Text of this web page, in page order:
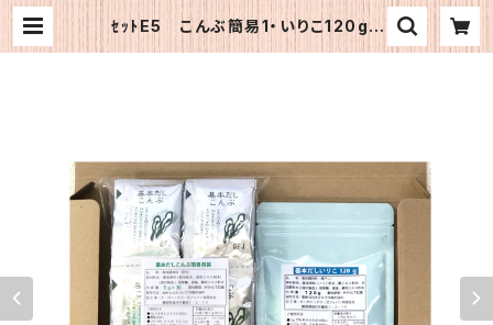
ｾｯﾄE5 こんぶ簡易1・いりこ120g |
《公式》OFJショップ